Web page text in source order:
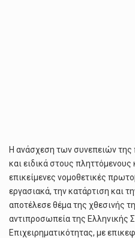
Η ανάσχεση των συνεπειών
και ειδικά στους
επικείμενες νομοθετικές
εργασιακά, την κατάρτιση και
αποτέλεσε θέμα της χθεσινής
αντιπροσωπεία της Ελληνικής
Επιχειρηματικότητας, με